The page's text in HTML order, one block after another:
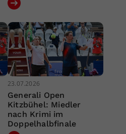
23.07.2026
Generali Open
Kitzbühel: Miedler
nach Krimi im
Doppelhalbfinale